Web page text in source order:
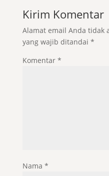
Kirim Komentar
Alamat email Anda tidak
yang wajib ditandai *
Komentar *
Nama *